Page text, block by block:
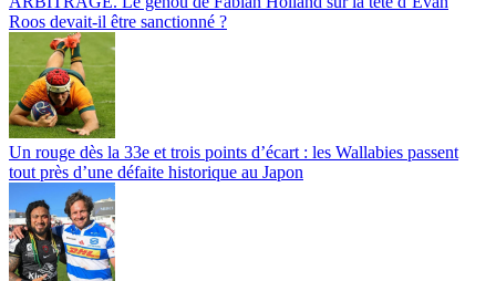
Roos devait-il être sanctionné ?
Un rouge dès la 33e et trois points d’écart : les Wallabies passent
tout près d’une défaite historique au Japon